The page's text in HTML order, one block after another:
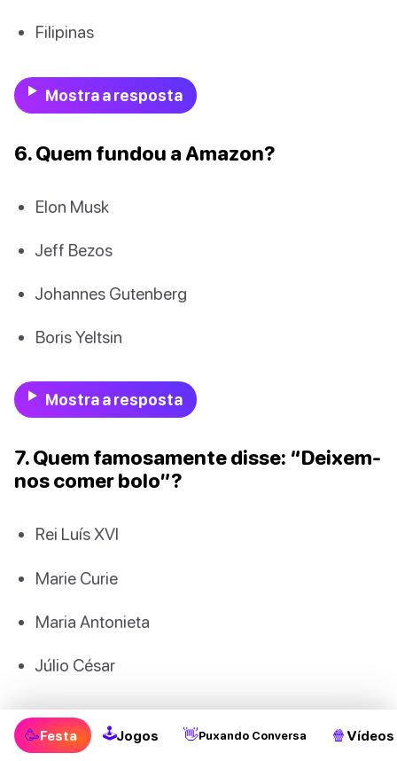
Filipinas
Mostra a resposta
6. Quem fundou a Amazon?
Elon Musk
Jeff Bezos
Johannes Gutenberg
Boris Yeltsin
Mostra a resposta
7. Quem famosamente disse: “Deixem-
nos comer bolo”?
Rei Luís XVI
Marie Curie
Maria Antonieta
Júlio César
Mostra a resposta
🥳Festa 🕹Jogos 👋Puxando Conversa 🍿 Vídeos